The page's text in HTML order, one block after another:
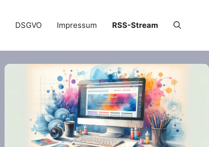
DSGVO Impressum RSS-Stream